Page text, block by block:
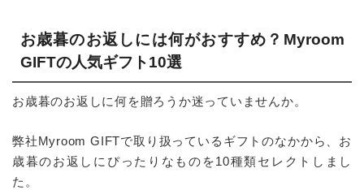
お歳暮のお返しには何がおすすめ？Myroom
GIFTの人気ギフト10選
お歳暮のお返しに何を贈ろうか迷っていませんか。
弊社Myroom GIFTで取り扱っているギフトのなかから、お
歳暮のお返しにぴったりなものを10種類セレクトしまし
た。